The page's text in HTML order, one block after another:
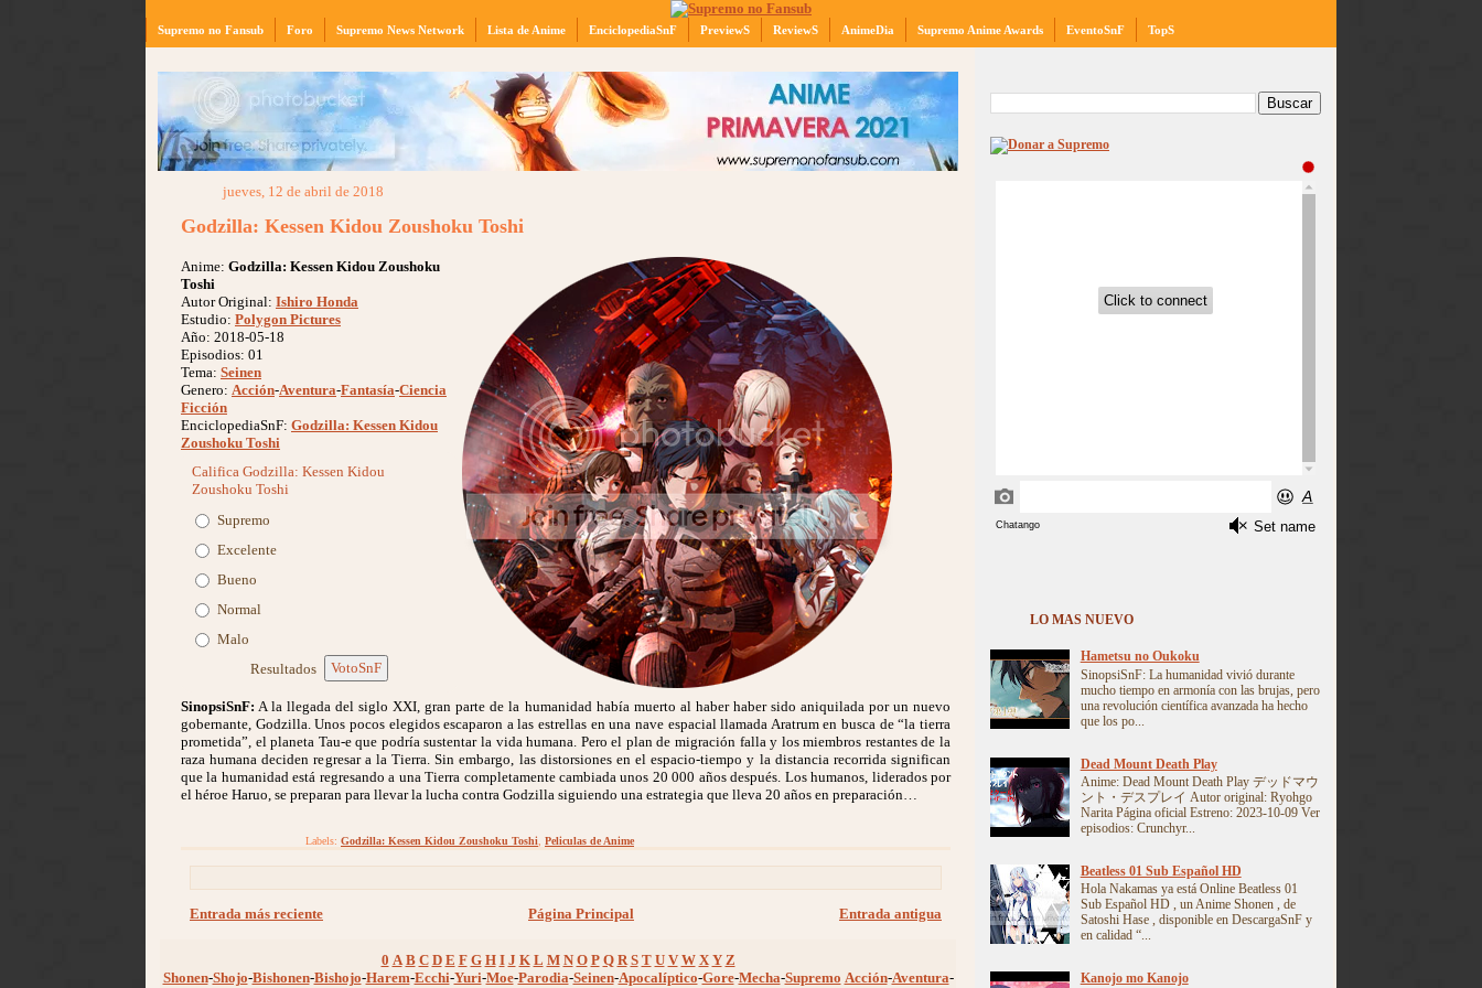
Supremo no Fansub Foro Supremo News Network Lista de Anime EnciclopediaSnF PreviewS ReviewS AnimeDia Supremo Anime Awards EventoSnF TopS
jueves, 12 de abril de 2018
Godzilla: Kessen Kidou Zoushoku Toshi
Anime: Godzilla: Kessen Kidou Zoushoku
Toshi
Autor Original: Ishiro Honda
Estudio: Polygon Pictures
Año: 2018-05-18
Episodios: 01
Tema: Seinen
Genero: Acción-Aventura-Fantasía-Ciencia
Ficción
EnciclopediaSnF: Godzilla: Kessen Kidou
Zoushoku Toshi
Califica Godzilla: Kessen Kidou
Zoushoku Toshi
Supremo
Excelente
Bueno
Normal
Malo
Resultados
VotoSnF
SinopsiSnF: A la llegada del siglo XXI, gran parte de la humanidad había muerto al haber haber sido aniquilada por un nuevo
gobernante, Godzilla. Unos pocos elegidos escaparon a las estrellas en una nave espacial llamada Aratrum en busca de “la tierra
prometida”, el planeta Tau-e que podría sustentar la vida humana. Pero el plan de migración falla y los miembros restantes de la
raza humana deciden regresar a la Tierra. Sin embargo, las distorsiones en el espacio-tiempo y la distancia recorrida significan
que la humanidad está regresando a una Tierra completamente cambiada unos 20 000 años después. Los humanos, liderados por
el héroe Haruo, se preparan para llevar la lucha contra Godzilla siguiendo una estrategia que lleva 20 años en preparación…
Labels: Godzilla: Kessen Kidou Zoushoku Toshi Peliculas de Anime
Entrada más reciente Entrada antigua
Página Principal
0 A B C D E F G H I J K L M N O P Q R S T U V W X Y Z
Shonen-Shojo-Bishonen-Bishojo-Harem-Ecchi-Yuri-Moe-Parodia-Seinen-Apocalíptico-Gore-Mecha-Supremo Acción-Aventura-
LO MAS NUEVO
Hametsu no Oukoku
SinopsiSnF: La humanidad vivió durante
mucho tiempo en armonía con las brujas, pero
una revolución científica avanzada ha hecho
que los po...
Dead Mount Death Play
Anime: Dead Mount Death Play デッドマウ
ント・デスプレイ Autor original: Ryohgo
Narita Página oficial Estreno: 2023-10-09 Ver
episodios: Crunchyr...
Beatless 01 Sub Español HD
Hola Nakamas ya está Online Beatless 01
Sub Español HD , un Anime Shonen , de
Satoshi Hase , disponible en DescargaSnF y
en calidad “...
Kanojo mo Kanojo